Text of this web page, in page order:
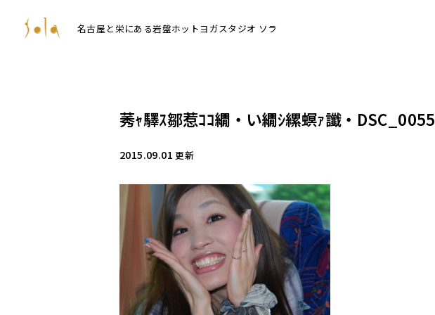
名古屋と栄にある岩盤ホットヨガスタジオ ソラ
莠ｬ驛ｽ鄒惹ｺｺ繝・い繝ｼ縲螟ｧ讖・DSC_0055
2015.09.01更新